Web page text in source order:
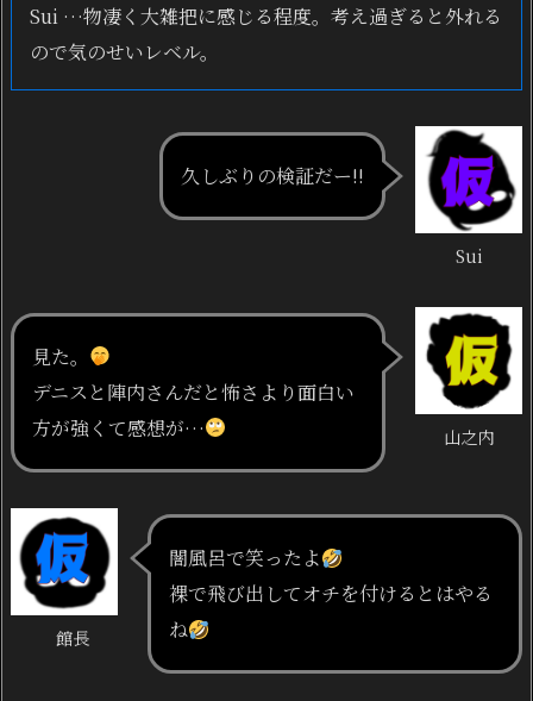
Sui …物凄く大雑把に感じる程度。考え過ぎると外れる
ので気のせいレベル。
Sui
久しぶりの検証だー!!
山之内
見た。
デニスと陣内さんだと怖さより面白い
方が強くて感想が…
館長
闇風呂で笑ったよ
裸で飛び出してオチを付けるとはやる
ね